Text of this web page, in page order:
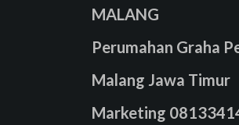
MALANG
Perumahan Graha
Malang Jawa Timur
Marketing